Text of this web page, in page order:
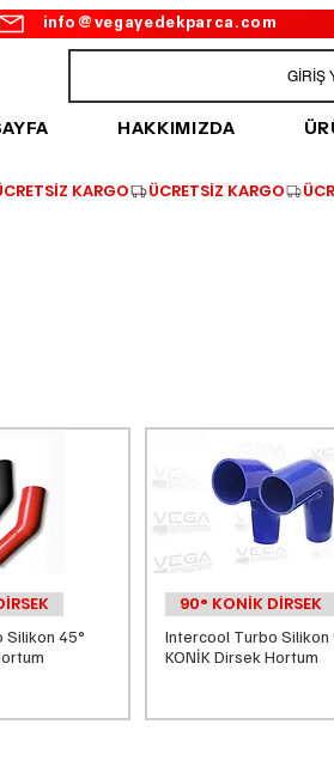
info@vegayedekparca.com
GİRİŞ
HAKKIMIZDA
45°
90° KONİK DİRSEK
Intercool Turbo Silikon
KONİK Dirsek Hortum